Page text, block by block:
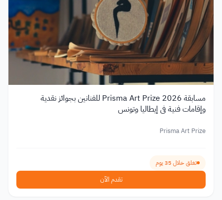
مسابقة Prisma Art Prize 2026 للفنانين بجوائز نقدية
وإقامات فنية في إيطاليا وتونس
Prisma Art Prize
تغلق خلال 35 يوم
تقدم الآن